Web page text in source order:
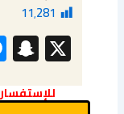
11٬281
X